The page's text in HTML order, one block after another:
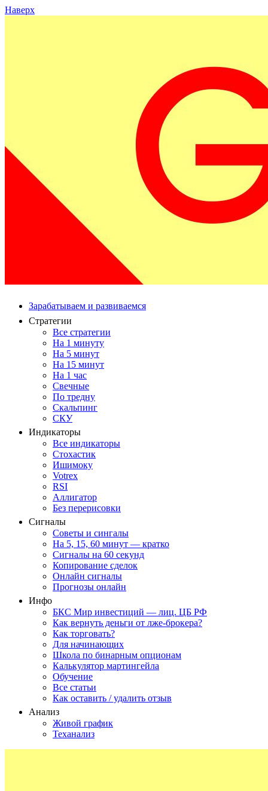
Наверх
Зарабатываем и развиваемся
Стратегии
Все стратегии
На 1 минуту
На 5 минут
На 15 минут
На 1 час
Свечные
По тредну
Скальпинг
СКУ
Индикаторы
Все индикаторы
Стохастик
Ишимоку
Votrex
RSI
Аллигатор
Без перерисовки
Сигналы
Советы и сингалы
На 5, 15, 60 минут — кратко
Сигналы на 60 секунд
Копирование сделок
Онлайн сигналы
Прогнозы онлайн
Инфо
БКС Мир инвестиций — лиц. ЦБ РФ
Как вернуть деньги от лже-брокера?
Как торговать?
Для начинающих
Школа по бинарным опционам
Калькулятор мартингейла
Обучение
Все статьи
Как оставить / удалить отзыв
Анализ
Живой график
Теханализ